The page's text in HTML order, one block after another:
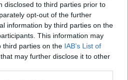
disclosed to third parties prior to
opt-out of the further
information by third parties on the
This information may
third parties on the IAB’s List of
that may further disclose it to other
verificheró il problema.